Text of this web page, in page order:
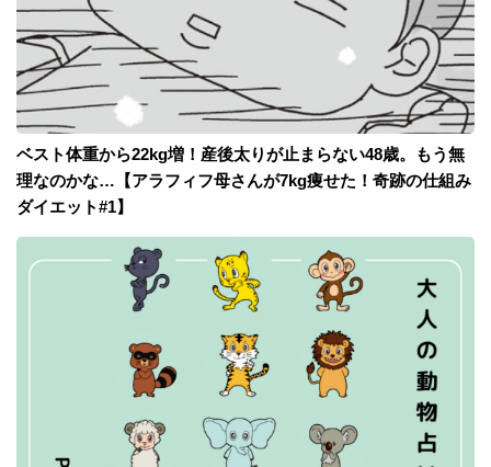
ベスト体重から22kg増！産後太りが止まらない48歳。もう無
理なのかな…【アラフィフ母さんが7kg痩せた！奇跡の仕組み
ダイエット#1】